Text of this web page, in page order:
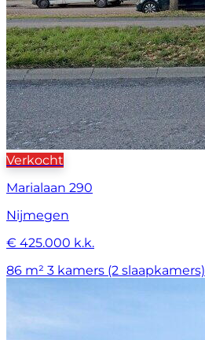
Verkocht
Marialaan 290
Nijmegen
€ 425.000 k.k.
86 m² 3 kamers (2 slaapkamers)